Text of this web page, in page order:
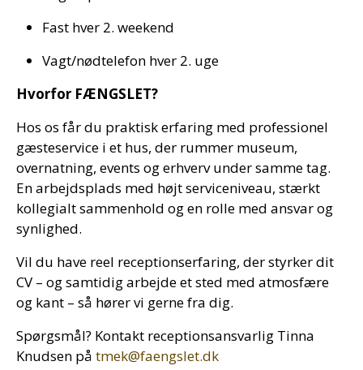
Fast hver 2. weekend
Vagt/nødtelefon hver 2. uge
Hvorfor FÆNGSLET?
Hos os får du praktisk erfaring med professionel
gæsteservice i et hus, der rummer museum,
overnatning, events og erhverv under samme tag.
En arbejdsplads med højt serviceniveau, stærkt
kollegialt sammenhold og en rolle med ansvar og
synlighed.
Vil du have reel receptionserfaring, der styrker dit
CV – og samtidig arbejde et sted med atmosfære
og kant – så hører vi gerne fra dig.
Spørgsmål? Kontakt receptionsansvarlig Tinna
Knudsen på tmek@faengslet.dk